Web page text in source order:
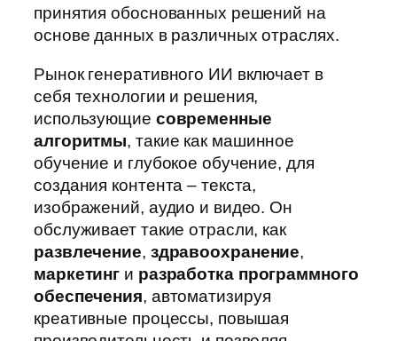
принятия обоснованных решений на
основе данных в различных отраслях.
Рынок генеративного ИИ включает в
себя технологии и решения,
использующие современные
алгоритмы, такие как машинное
обучение и глубокое обучение, для
создания контента – текста,
изображений, аудио и видео. Он
обслуживает такие отрасли, как
развлечение, здравоохранение,
маркетинг и разработка программного
обеспечения, автоматизируя
креативные процессы, повышая